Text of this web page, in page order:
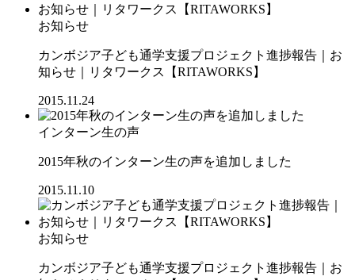
お知らせ
カンボジア子ども通学支援プロジェクト進捗報告｜お
知らせ｜リタワークス【RITAWORKS】
2015.11.24
インターン生の声
2015年秋のインターン生の声を追加しました
2015.11.10
お知らせ
カンボジア子ども通学支援プロジェクト進捗報告｜お